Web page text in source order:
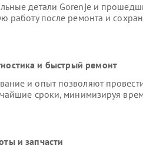
детали Gorenje и
работу после ремонта и
и быстрый ремонт
и опыт позволяют
сроки, минимизируя
и запчасти